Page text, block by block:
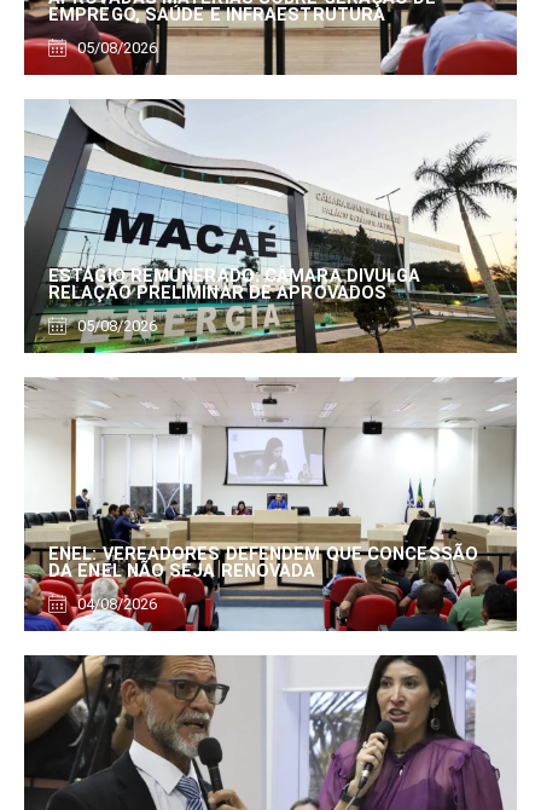
EMPREGO, SAÚDE E INFRAESTRUTURA
05/08/2026
ESTÁGIO REMUNERADO: CÂMARA DIVULGA
RELAÇÃO PRELIMINAR DE APROVADOS
05/08/2026
ENEL: VEREADORES DEFENDEM QUE CONCESSÃO
DA ENEL NÃO SEJA RENOVADA
04/08/2026